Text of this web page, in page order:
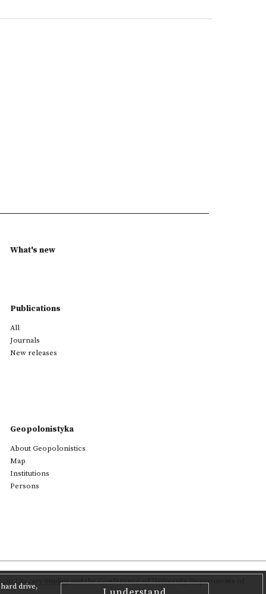
drive,
What's new
Publications
All
Journals
New releases
Geopolonistyka
About Geopolonistics
Map
Institutions
Persons
on Literary Studiesand the Conference of University Departments of